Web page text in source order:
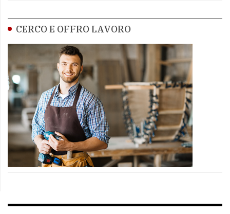
CERCO E OFFRO LAVORO